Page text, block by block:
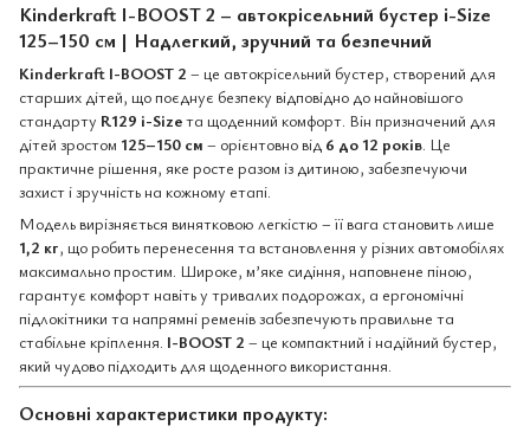
Kinderkraft I-BOOST 2 – автокрісельний бустер i-Size
125–150 см | Надлегкий, зручний та безпечний
Kinderkraft I-BOOST 2 – це автокрісельний бустер, створений для
старших дітей, що поєднує безпеку відповідно до найновішого
стандарту R129 i-Sizeта щоденний комфорт. Він призначений для
дітей зростом 125–150 см – орієнтовно від 6 до 12 років. Це
практичне рішення, яке росте разом із дитиною, забезпечуючи
захист і зручність на кожному етапі.
Модель вирізняється винятковою легкістю – її вага становить лише
1,2 кг, що робить перенесення та встановлення у різних автомобілях
максимально простим. Широке, м’яке сидіння, наповнене піною,
гарантує комфорт навіть у тривалих подорожах, а ергономічні
підлокітники та напрямні ременів забезпечують правильне та
стабільне кріплення. I-BOOST 2 – це компактний і надійний бустер,
який чудово підходить для щоденного використання.
Основні характеристики продукту: